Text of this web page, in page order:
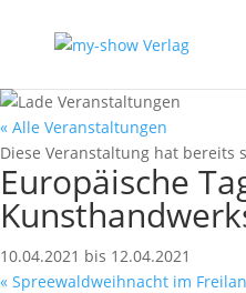
« Alle Veranstaltungen
Diese Veranstaltung hat bereits
Europäische
10.04.2021 bis 12.04.2021
« Spreewaldweihnacht im